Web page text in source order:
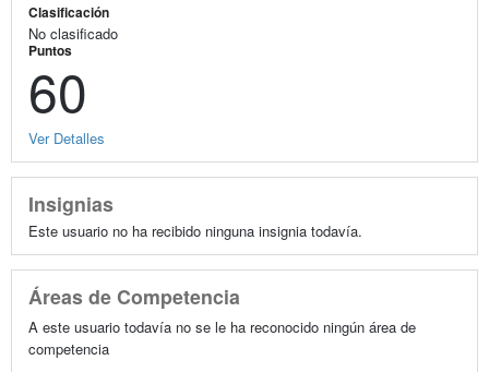
Clasificación
No clasificado
Puntos
60
Ver Detalles
Insignias
Este usuario no ha recibido ninguna insignia todavía.
Áreas de Competencia
A este usuario todavía no se le ha reconocido ningún área de
competencia